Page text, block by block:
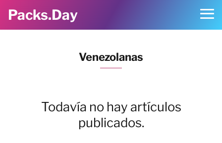
Packs.Day
Venezolanas
Todavía no hay artículos
publicados.